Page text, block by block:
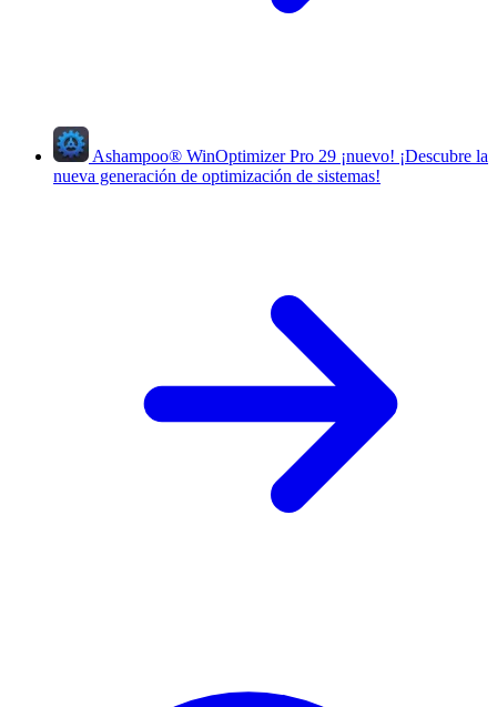
Ashampoo® WinOptimizer Pro 29 ¡nuevo! ¡Descubre la
nueva generación de optimización de sistemas!